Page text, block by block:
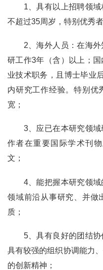
1 、具有以上招聘领
不超过35周岁，特别优秀
2 、海外人员：在海
研工作3年（含）以上；
业技术职务，且博士毕业
内研究工作经验。特别优
宽；
3、应已在本研究领
作者在重要国际学术刊
文；
4、能把握本研究领
领域前沿从事研究、并做
质；
5、具有良好的团结协
具有较强的组织协调能力
的创新精神；